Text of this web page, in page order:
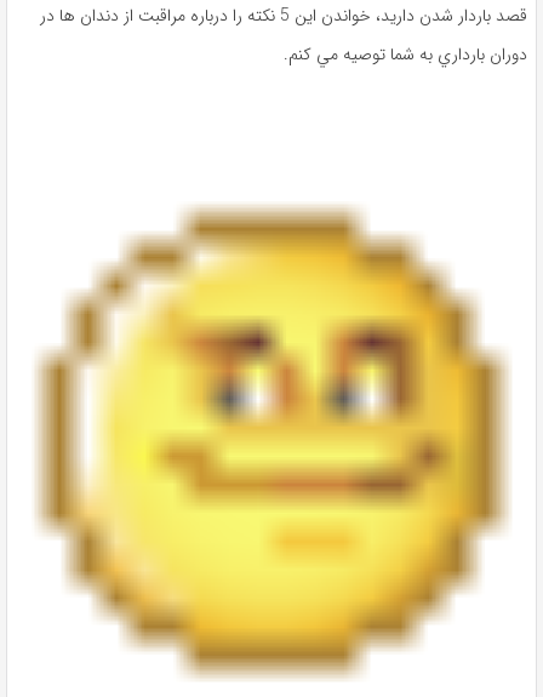
قصد باردار شدن داريد، خواندن اين 5 نکته را درباره مراقبت از دندان‌ ها در
دوران بارداري به شما توصيه مي ‌کنم.